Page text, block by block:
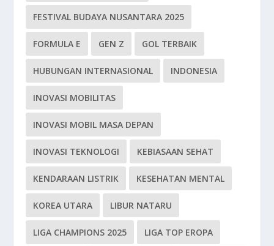
FESTIVAL BUDAYA NUSANTARA 2025
FORMULA E GEN Z GOL TERBAIK
HUBUNGAN INTERNASIONAL INDONESIA
INOVASI MOBILITAS
INOVASI MOBIL MASA DEPAN
INOVASI TEKNOLOGI KEBIASAAN SEHAT
KENDARAAN LISTRIK KESEHATAN MENTAL
KOREA UTARA LIBUR NATARU
LIGA CHAMPIONS 2025 LIGA TOP EROPA